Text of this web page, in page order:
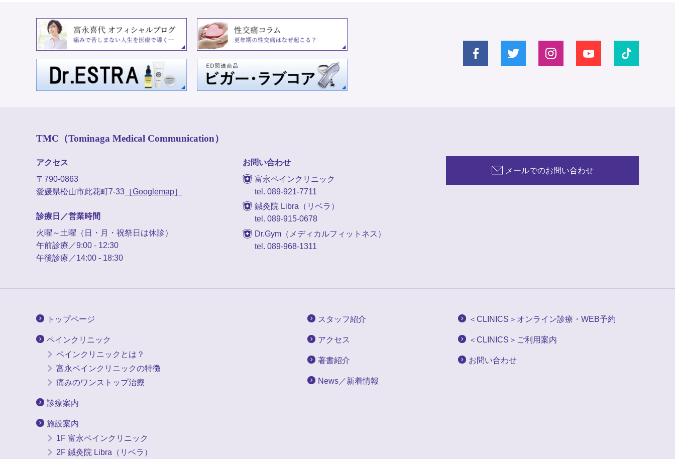
TMC（Tominaga Medical Communication）
アクセス
〒790-0863
愛媛県松山市此花町7-33 ［Googlemap］
診療日／営業時間
火曜～土曜（日・月・祝祭日は休診）
午前診療／9:00 - 12:30
午後診療／14:00 - 18:30
お問い合わせ
富永ペインクリニック
tel. 089-921-7711
鍼灸院 Libra（リベラ）
tel. 089-915-0678
Dr.Gym（メディカルフィットネス）
tel. 089-968-1311
メールでのお問い合わせ
トップページ
ペインクリニック
ペインクリニックとは？
富永ペインクリニックの特徴
痛みのワンストップ治療
診療案内
施設案内
1F 富永ペインクリニック
2F 鍼灸院 Libra（リベラ）
スタッフ紹介
アクセス
著書紹介
News／新着情報
＜CLINICS＞オンライン診療・WEB予約
＜CLINICS＞ご利用案内
お問い合わせ